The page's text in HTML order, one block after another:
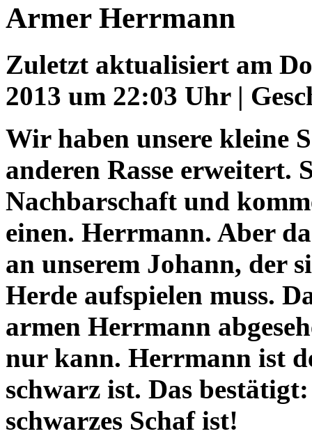
Armer Herrmann
Zuletzt aktualisiert am
2013 um 22:03 Uhr |
Wir haben unsere kleine
anderen Rasse erweitert.
Nachbarschaft und
einen. Herrmann. Aber
an unserem Johann, der
Herde aufspielen muss.
armen Herrmann
nur kann. Herrmann ist
schwarz ist. Das
schwarzes Schaf ist!